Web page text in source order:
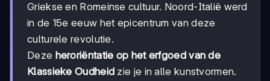
Griekse en Romeinse cultuur. Noord-Italië werd
in de 15e eeuw het epicentrum van deze
culturele revolutie.
Deze heroriëntatie op het erfgoed van de
Klassieke Oudheid zie je in alle kunstvormen.